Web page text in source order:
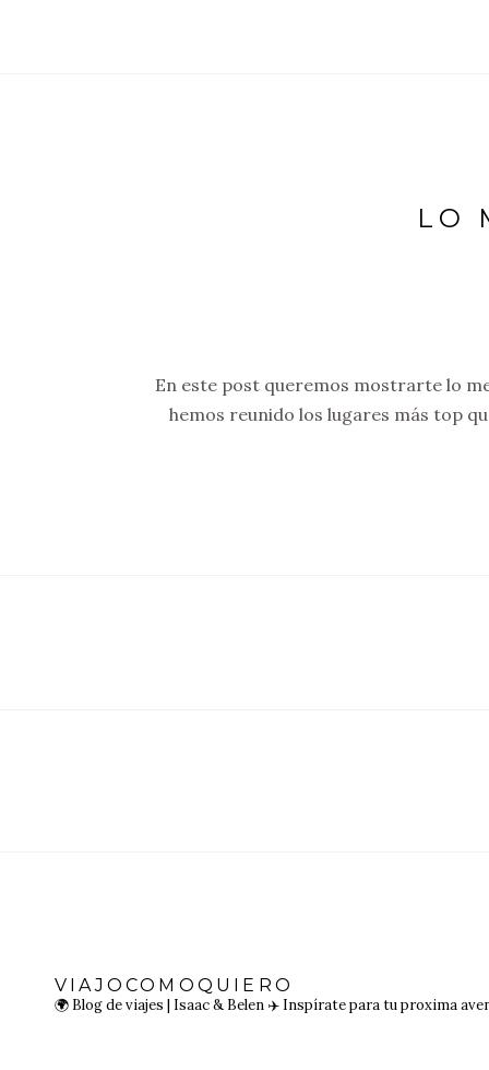
LO
En este post queremos mostrarte lo
hemos reunido los lugares más top
VIAJOCOMOQUIERO
🌍 Blog de viajes | Isaac & Belen ✈️ Inspírate para tu proxima